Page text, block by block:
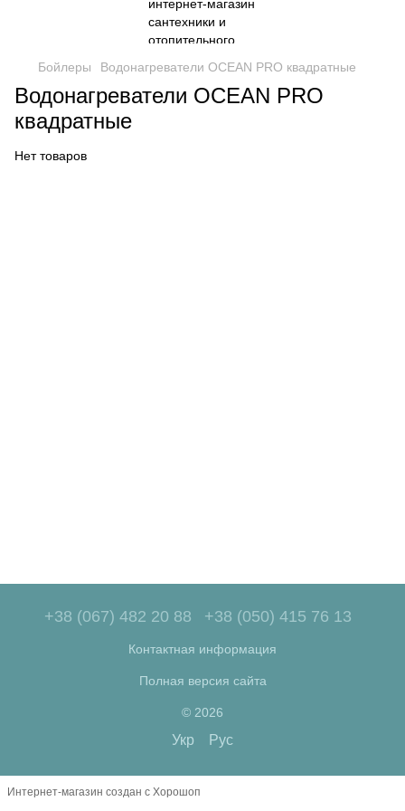
Бойлеры Водонагреватели OCEAN PRO квадратные
Водонагреватели OCEAN PRO
квадратные
Нет товаров
+38 (067) 482 20 88 +38 (050) 415 76 13
Контактная информация
Полная версия сайта
© 2026
Укр Рус
Интернет-магазин создан с Хорошоп